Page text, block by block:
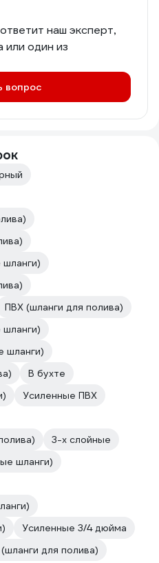
наш эксперт,
или один из
вопрос
ПВХ (шланги для полива)
шланги)
В бухте
Усиленные ПВХ
3-х слойные
шланги)
Усиленные 3/4 дюйма
для полива)